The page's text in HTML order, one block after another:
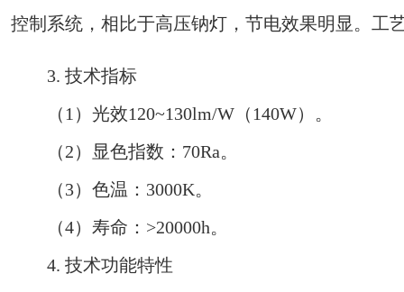
控制系统，相比于高压钠灯，节电效果明显。工
3. 技术指标
（1）光效120~130lm/W（140W）。
（2）显色指数：70Ra。
（3）色温：3000K。
（4）寿命：>20000h。
4. 技术功能特性